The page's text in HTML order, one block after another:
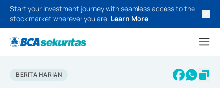
Start your investment journey with seamless access to the
stock market wherever you are. Learn More
BERITA HARIAN